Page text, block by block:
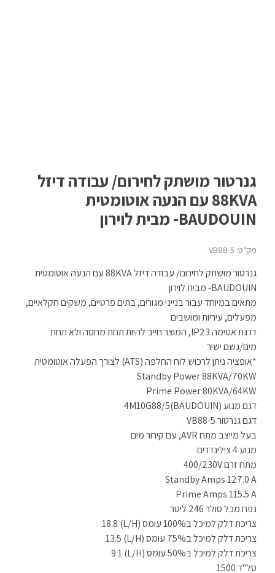
גנרטור מושתק לחירום/ עבודה דיזל
88KVA עם הנעה אוטומטית
BAUDOUIN- מבית לוירון
מק"ט: VB88-5
גנרטור מושתק לחירום/ עבודה דיזל 88KVA עם הנעה אוטומטית
BAUDOUIN- מבית לוירון
מתאים במיוחד עבור בנייני מגורים, בתים פרטיים, משקים חקלאיים,
מפעלים, עיריות ומושבים
דרגת אטימה IP23, המוצר חייב להיות תחת מחסה ולא תחת
מים/גשם ישיר
*אופציה ניתן לרכוש לוח החלפה (ATS) לצורך הפעלה אוטומטית
Standby Power 88KVA/70KW
Prime Power 80KVA/64KW
דגם מנוע 4M10G88/5(BAUDOUIN)
דגם גנרטור VB88-5
בעל מייצב מתח AVR, עם קירור מים
מנוע 4 צילינדרים
מתח זרם 400/230V
Standby Amps 127.0 A
Prime Amps 115.5 A
נפח מכל סולר 246 ליטר
צריכת דלק למיכל ב100% עומס (L/H) 18.8
צריכת דלק למיכל ב75% עומס (L/H) 13.5
צריכת דלק למיכל ב50% עומס (L/H) 9.1
סל"ד 1500